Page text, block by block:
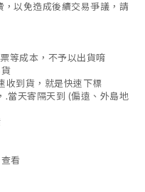
以免造成後續交易爭議，請
等成本，不予以出貨唷
收到貨，就是快速下標
.當天寄隔天到 (偏遠、外島地
看